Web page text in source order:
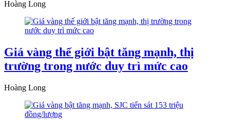
Hoàng Long
Giá vàng thế giới bật tăng mạnh, thị
trường trong nước duy trì mức cao
Hoàng Long